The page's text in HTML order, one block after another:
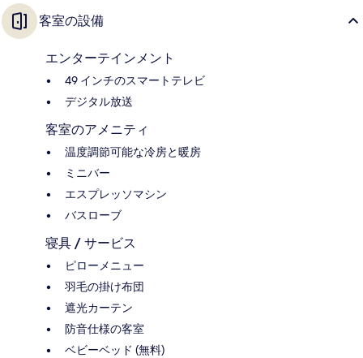
客室の設備
エンターテインメント
49 インチのスマートテレビ
デジタル放送
客室のアメニティ
温度調節可能な冷房と暖房
ミニバー
エスプレッソマシン
バスローブ
寝具 / サービス
ピローメニュー
羽毛の掛け布団
遮光カーテン
防音仕様の客室
ベビーベッド (無料)